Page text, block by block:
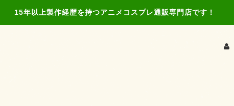
15年以上製作経歴を持つアニメコスプレ通販専門店です！